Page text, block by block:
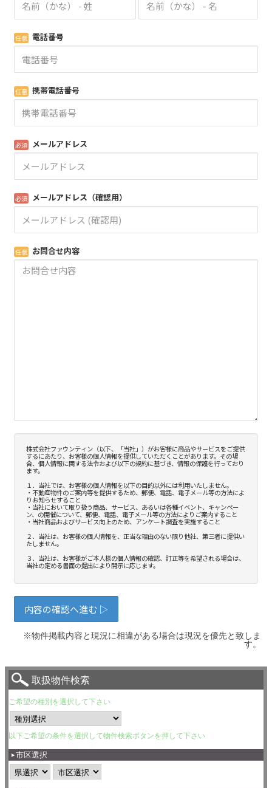
※物件掲載内容と現況に相違がある場合は現況を優先と致しま
す。
取扱物件検索
ご希望の種別を選択して下さい
以下ご希望の条件を選択して物件検索ボタンを押して下さい
市区選択